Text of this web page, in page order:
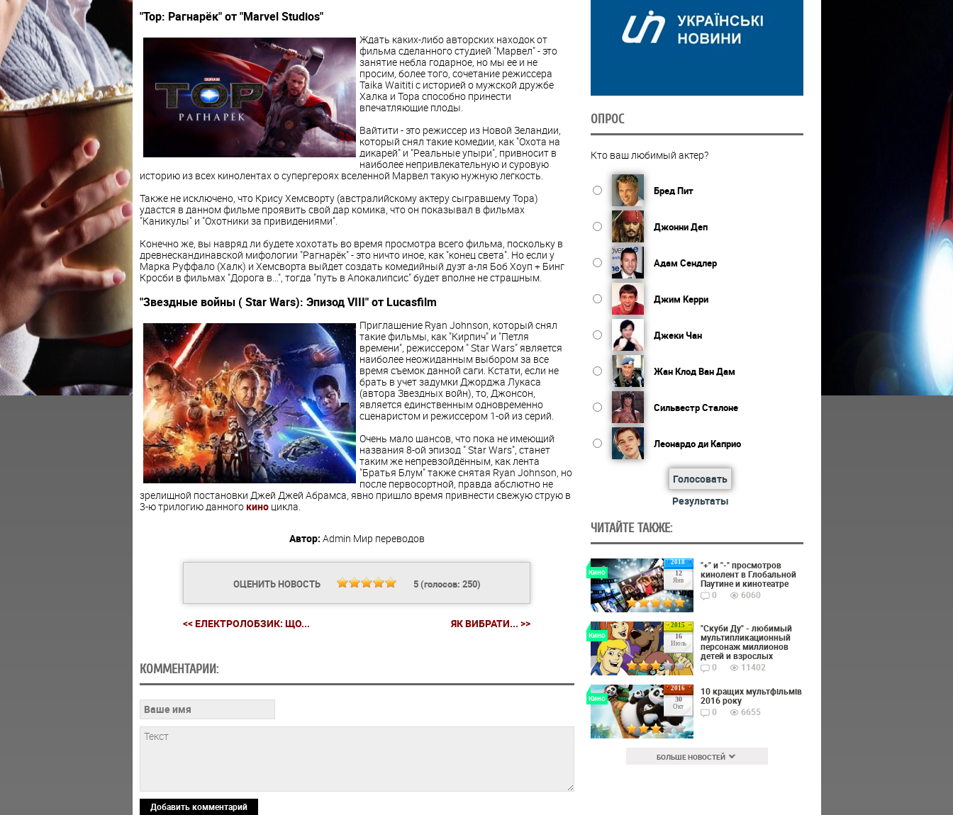
"Тор: Рагнарёк" от "Marvel Studios"
Ждать каких-либо авторских находок от
фильма сделанного студией "Марвел" - это
занятие небла годарное, но мы ее и не
просим, более того, сочетание режиссера
Taika Waititi с историей о мужской дружбе
Халка и Тора способно принести
впечатляющие плоды.
Вайтити - это режиссер из Новой Зеландии,
который снял такие комедии, как "Охота на
дикарей" и "Реальные упыри", привносит в
наиболее непривлекательную и суровую
историю из всех кинолентах о супергероях вселенной Марвел такую нужную легкость.
Также не исключено, что Крису Хемсворту (австралийскому актеру сыгравшему Тора)
удастся в данном фильме проявить свой дар комика, что он показывал в фильмах
"Каникулы" и "Охотники за привидениями".
Конечно же, вы навряд ли будете хохотать во время просмотра всего фильма, поскольку в
древнескандинавской мифологии "Рагнарёк" - это ничто иное, как "конец света". Но если у
Марка Руффало (Халк) и Хемсворта выйдет создать комедийный дуэт а-ля Боб Хоуп + Бинг
Кросби в фильмах "Дорога в…", тогда "путь в Апокалипсис" будет вполне не страшным.
"Звездные войны ( Star Wars): Эпизод VIII" от Lucasfilm
Приглашение Ryan Johnson, который снял
такие фильмы, как "Кирпич" и "Петля
времени", режиссером " Star Wars" является
наиболее неожиданным выбором за все
время съемок данной саги. Кстати, если не
брать в учет задумки Джорджа Лукаса
(автора Звездных войн), то, Джонсон,
является единственным одновременно
сценаристом и режиссером 1-ой из серий.
Очень мало шансов, что пока не имеющий
названия 8-ой эпизод " Star Wars", станет
таким же непревзойдённым, как лента
"Братья Блум" также снятая Ryan Johnson, но
после первосортной, правда абслютно не
зрелищной постановки Джей Джей Абрамса, явно пришло время привнести свежую струю в
3-ю трилогию данногокиноцикла.
Автор: Admin Мир переводов
ОЦЕНИТЬ НОВОСТЬ 5(голосов: 250)
<< ЕЛЕКТРОЛОБЗИК: ЩО... ЯК ВИБРАТИ... >>
КОММЕНТАРИИ:
Добавить комментарий
ОПРОС
Кто ваш любимый актер?
Бред Пит
Джонни Деп
Адам Сендлер
Джим Керри
Джеки Чан
Жан Клод Ван Дам
Сильвестр Сталоне
Леонардо ди Каприо
Голосовать
Результаты
ЧИТАЙТЕ ТАКЖЕ:
2018
12
Янв
Кино
"+" и "-" просмотров
кинолент в Глобальной
Паутине и кинотеатре
0
6060
2015
16
Июль
Кино
"Скуби Ду" - любимый
мультипликационный
персонаж миллионов
детей и взрослых
0
11402
2016
30
Окт
Кино
10 кращих мультфільмів
2016 року
0
6655
БОЛЬШЕ НОВОСТЕЙ